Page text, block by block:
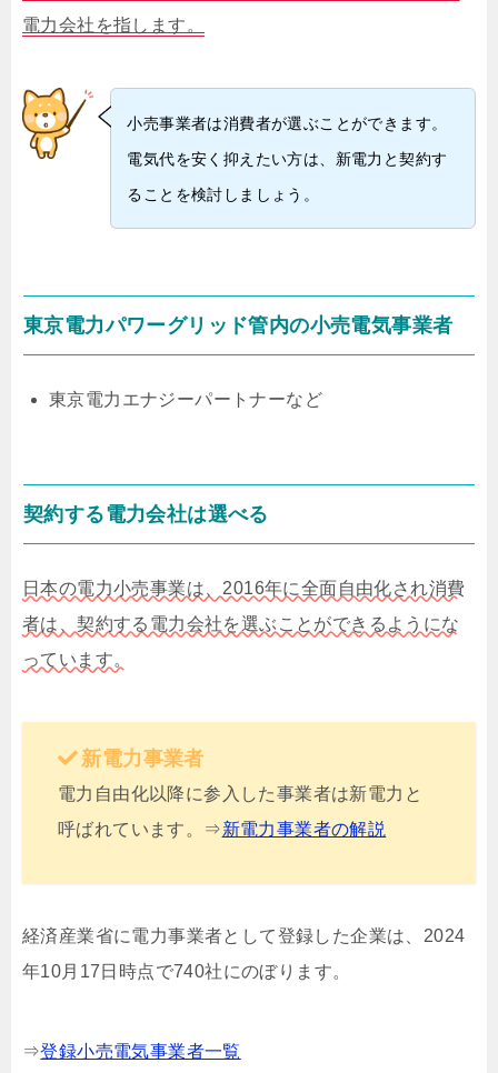
電力会社を指します。
小売事業者は消費者が選ぶことができます。
電気代を安く抑えたい方は、新電力と契約す
ることを検討しましょう。
東京電力パワーグリッド管内の小売電気事業者
東京電力エナジーパートナーなど
契約する電力会社は選べる
日本の電力小売事業は、2016年に全面自由化され消費
者は、契約する電力会社を選ぶことができるようにな
っています。
新電力事業者
電力自由化以降に参入した事業者は新電力と
呼ばれています。⇒新電力事業者の解説
経済産業省に電力事業者として登録した企業は、2024
年10月17日時点で740社にのぼります。
⇒登録小売電気事業者一覧